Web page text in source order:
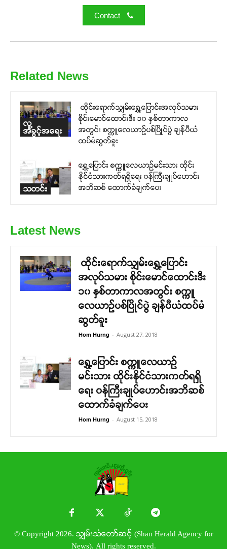
Contact
Related News
လူ့
အခွင့်အရေး
ထိုင်းရောက်သျှမ်းရွှေ့ပြောင်းအလုပ်သမား
စိုင်းမောင်ထောင်းဒီး ၁၀ နှစ်တာကာလ
အတွင်း စက္ကူလေယာဉ်ပစ်ပြိုင်ပွဲ ချန်ပီယံ
ထပ်မံဆွတ်ခူး
သတင်း
ရွှေ့ပြောင်း စက္ကူလေယာဉ်မင်းသား ထိုင်း
နိုင်ငံသားကတ်ရရှိရေး ၀န်ကြီးချုပ်ဟောင်း
အဘိဆစ် ထောက်ခံချက်ပေး
Latest News
ထိုင်းရောက်သျှမ်းရွှေ့ပြောင်း
အလုပ်သမား စိုင်းမောင်ထောင်းဒီး
၁၀ နှစ်တာကာလအတွင်း စက္ကူ
လေယာဉ်ပစ်ပြိုင်ပွဲ ချန်ပီယံထပ်မံ
ဆွတ်ခူး
Hom Hurng - August 27, 2018
ရွှေ့ပြောင်း စက္ကူလေယာဉ်
မင်းသား ထိုင်းနိုင်ငံသားကတ်ရရှိ
ရေး ၀န်ကြီးချုပ်ဟောင်းအဘိဆစ်
ထောက်ခံချက်ပေး
Hom Hurng - August 15, 2018
© Copyright 2026. သျှမ်းသံတော်ဆင့် (Shan Herald Agency for
News). All rights reserved.